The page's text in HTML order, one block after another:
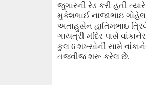
જુગારની રેડ કરી હતી
મુકેશભાઈ નાજાભાઇ
અતાહુસેન હાતિમભાઇ
ગાયત્રી મંદિર પાસે
કુલ 6 શખ્સોની સામે
તજવીજ શરૂ કરેલ છે.